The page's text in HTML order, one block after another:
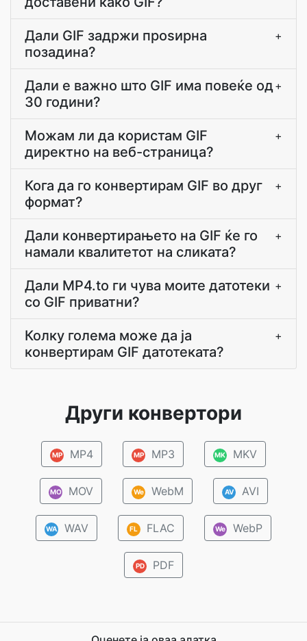
Дали GIF задржи проѕирна
позадина?
+
Дали е важно што GIF има повеќе од
30 години?
+
Можам ли да користам GIF
директно на веб-страница?
+
Кога да го конвертирам GIF во друг
формат?
+
Дали конвертирањето на GIF ќе го
намали квалитетот на сликата?
+
Дали MP4.to ги чува моите датотеки
со GIF приватни?
+
Колку голема може да ја
конвертирам GIF датотеката?
+
Други конвертори
MP MP4 MP MP3 MK MKV
MO MOV We WebM AV AVI
WA WAV FL FLAC We WebP
PD PDF